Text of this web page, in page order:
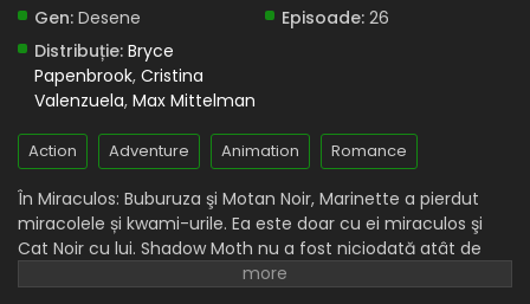
Eps 17 - Adorație - 9 April, 2025
Miraculos: Buburuza și Motan Noir – Sezonul 5
Episodul 16 – Protecție
Miraculos: Buburuza și Motan Noir – Sezonul 5
Episodul 15 – Intuiție
Eps 15 - Intuiție - 9 April, 2025
Miraculos: Buburuza și Motan Noir – Sezonul 5
Episodul 14 – Derâdere
Gen: Desene Episoade: 26
Distribuție: Bryce
Papenbrook, Cristina
Valenzuela, Max Mittelman
Action Adventure Animation Romance
În Miraculos: Buburuza şi Motan Noir, Marinette a pierdut
miracolele și kwami-urile. Ea este doar cu ei miraculos şi
Cat Noir cu lui. Shadow Moth nu a fost niciodată atât de
aproape de victorie. Acum, el poate da persoanelor sale